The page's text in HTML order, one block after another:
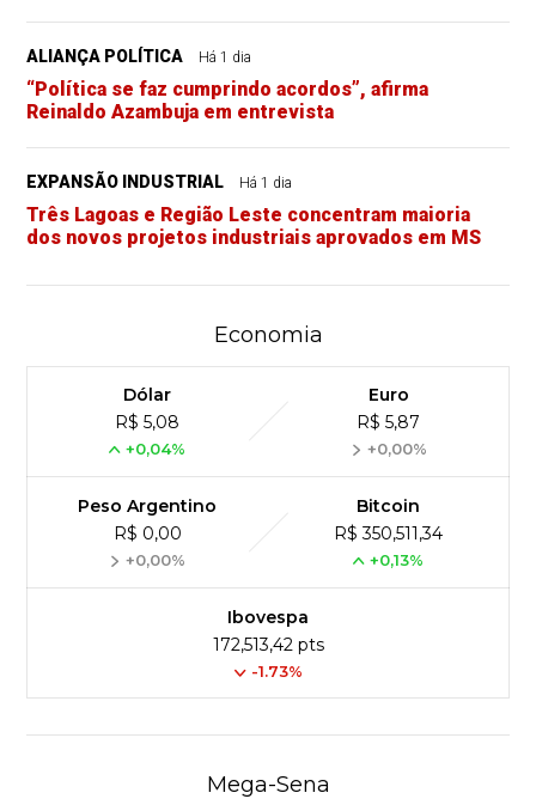
ALIANÇA POLÍTICA Há 1 dia
“Política se faz cumprindo acordos”, afirma
Reinaldo Azambuja em entrevista
EXPANSÃO INDUSTRIAL Há 1 dia
Três Lagoas e Região Leste concentram maioria
dos novos projetos industriais aprovados em MS
Economia
Dólar
R$ 5,08
+0,04%
Euro
R$ 5,87
+0,00%
Peso Argentino
R$ 0,00
+0,00%
Bitcoin
R$ 350,511,34
+0,13%
Ibovespa
172,513,42 pts
-1.73%
Mega-Sena